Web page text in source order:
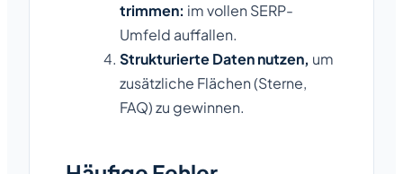
trimmen: im vollen SERP-
Umfeld auffallen.
Strukturierte Daten nutzen, um
zusätzliche Flächen (Sterne,
FAQ) zu gewinnen.